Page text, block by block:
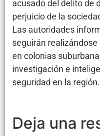
acusado del delito de
perjuicio de la
Las autoridades
seguirán
en colonias
investigación e
seguridad en la región.
Deja una